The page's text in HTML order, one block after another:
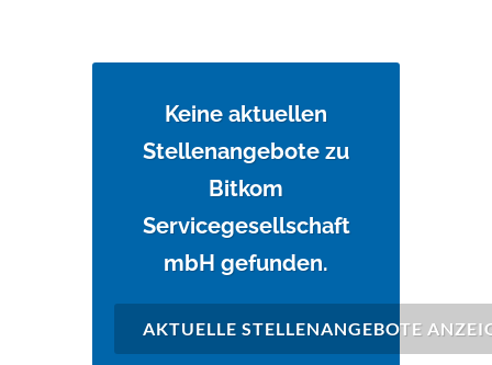
Keine aktuellen
Stellenangebote zu
Bitkom
Servicegesellschaft
mbH gefunden.
AKTUELLE STELLENANGEBOTE